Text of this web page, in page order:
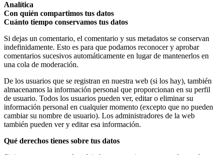
Analítica
Con quién compartimos tus datos
Cuánto tiempo conservamos tus datos
Si dejas un comentario, el comentario y sus metadatos se conservan
indefinidamente. Esto es para que podamos reconocer y aprobar
comentarios sucesivos automáticamente en lugar de mantenerlos en
una cola de moderación.
De los usuarios que se registran en nuestra web (si los hay), también
almacenamos la información personal que proporcionan en su perfil
de usuario. Todos los usuarios pueden ver, editar o eliminar su
información personal en cualquier momento (excepto que no pueden
cambiar su nombre de usuario). Los administradores de la web
también pueden ver y editar esa información.
Qué derechos tienes sobre tus datos